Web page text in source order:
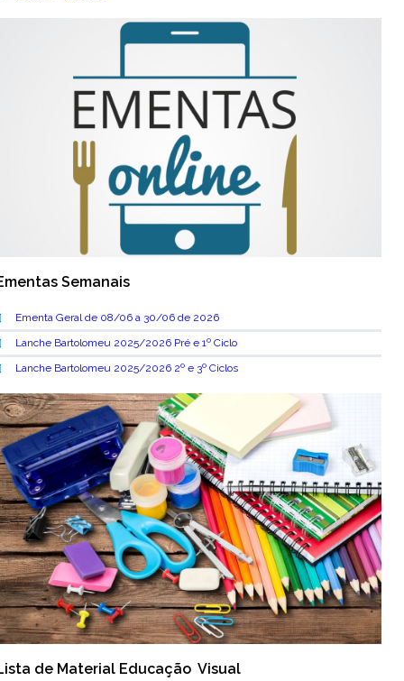
Semanais
Ementa Geral de 08/06 a 30/06 de 2026
Lanche Bartolomeu 2025/2026 Pré e 1º Ciclo
Lanche Bartolomeu 2025/2026 2º e 3º Ciclos
de Material Educação Visual